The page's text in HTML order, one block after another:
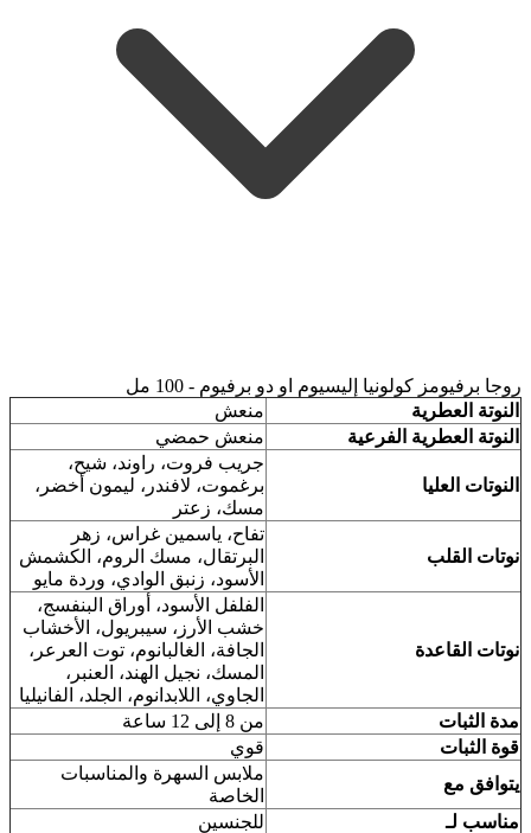
روجا برفيومز كولونيا إليسيوم او دو برفيوم - 100 مل
النوتة العطرية
منعش
النوتة العطرية الفرعية
منعش حمضي
النوتات العليا
جريب فروت، راوند، شيح،
برغموت، لافندر، ليمون أخضر،
مسك، زعتر
نوتات القلب
تفاح، ياسمين غراس، زهر
البرتقال، مسك الروم، الكشمش
الأسود، زنبق الوادي، وردة مايو
نوتات القاعدة
الفلفل الأسود، أوراق البنفسج،
خشب الأرز، سيبريول، الأخشاب
الجافة، الغالبانوم، توت العرعر،
المسك، نجيل الهند، العنبر،
الجاوي، اللابدانوم، الجلد، الفانيليا
مدة الثبات
من 8 إلى 12 ساعة
قوة الثبات
قوي
يتوافق مع
ملابس السهرة والمناسبات
الخاصة
مناسب لـ
للجنسين